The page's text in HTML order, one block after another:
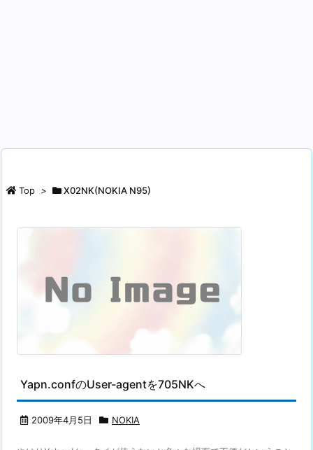
Top > X02NK(NOKIA N95)
Yapn.confのUser-agentを705NKへ
2009年4月5日 NOKIA